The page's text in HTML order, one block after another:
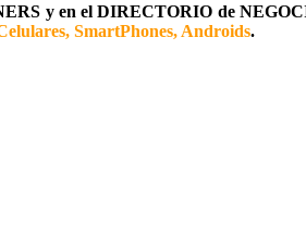
y en el DIRECTORIO de
SmartPhones, Androids.